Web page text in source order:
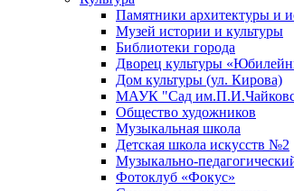
Памятники архитектуры и
Музей истории и культуры
Библиотеки города
Дворец культуры
Дом культуры (ул. Кирова)
МАУК "Сад
Общество художников
Музыкальная школа
Детская школа искусств №2
Музыкально-
Фотоклуб «Фокус»